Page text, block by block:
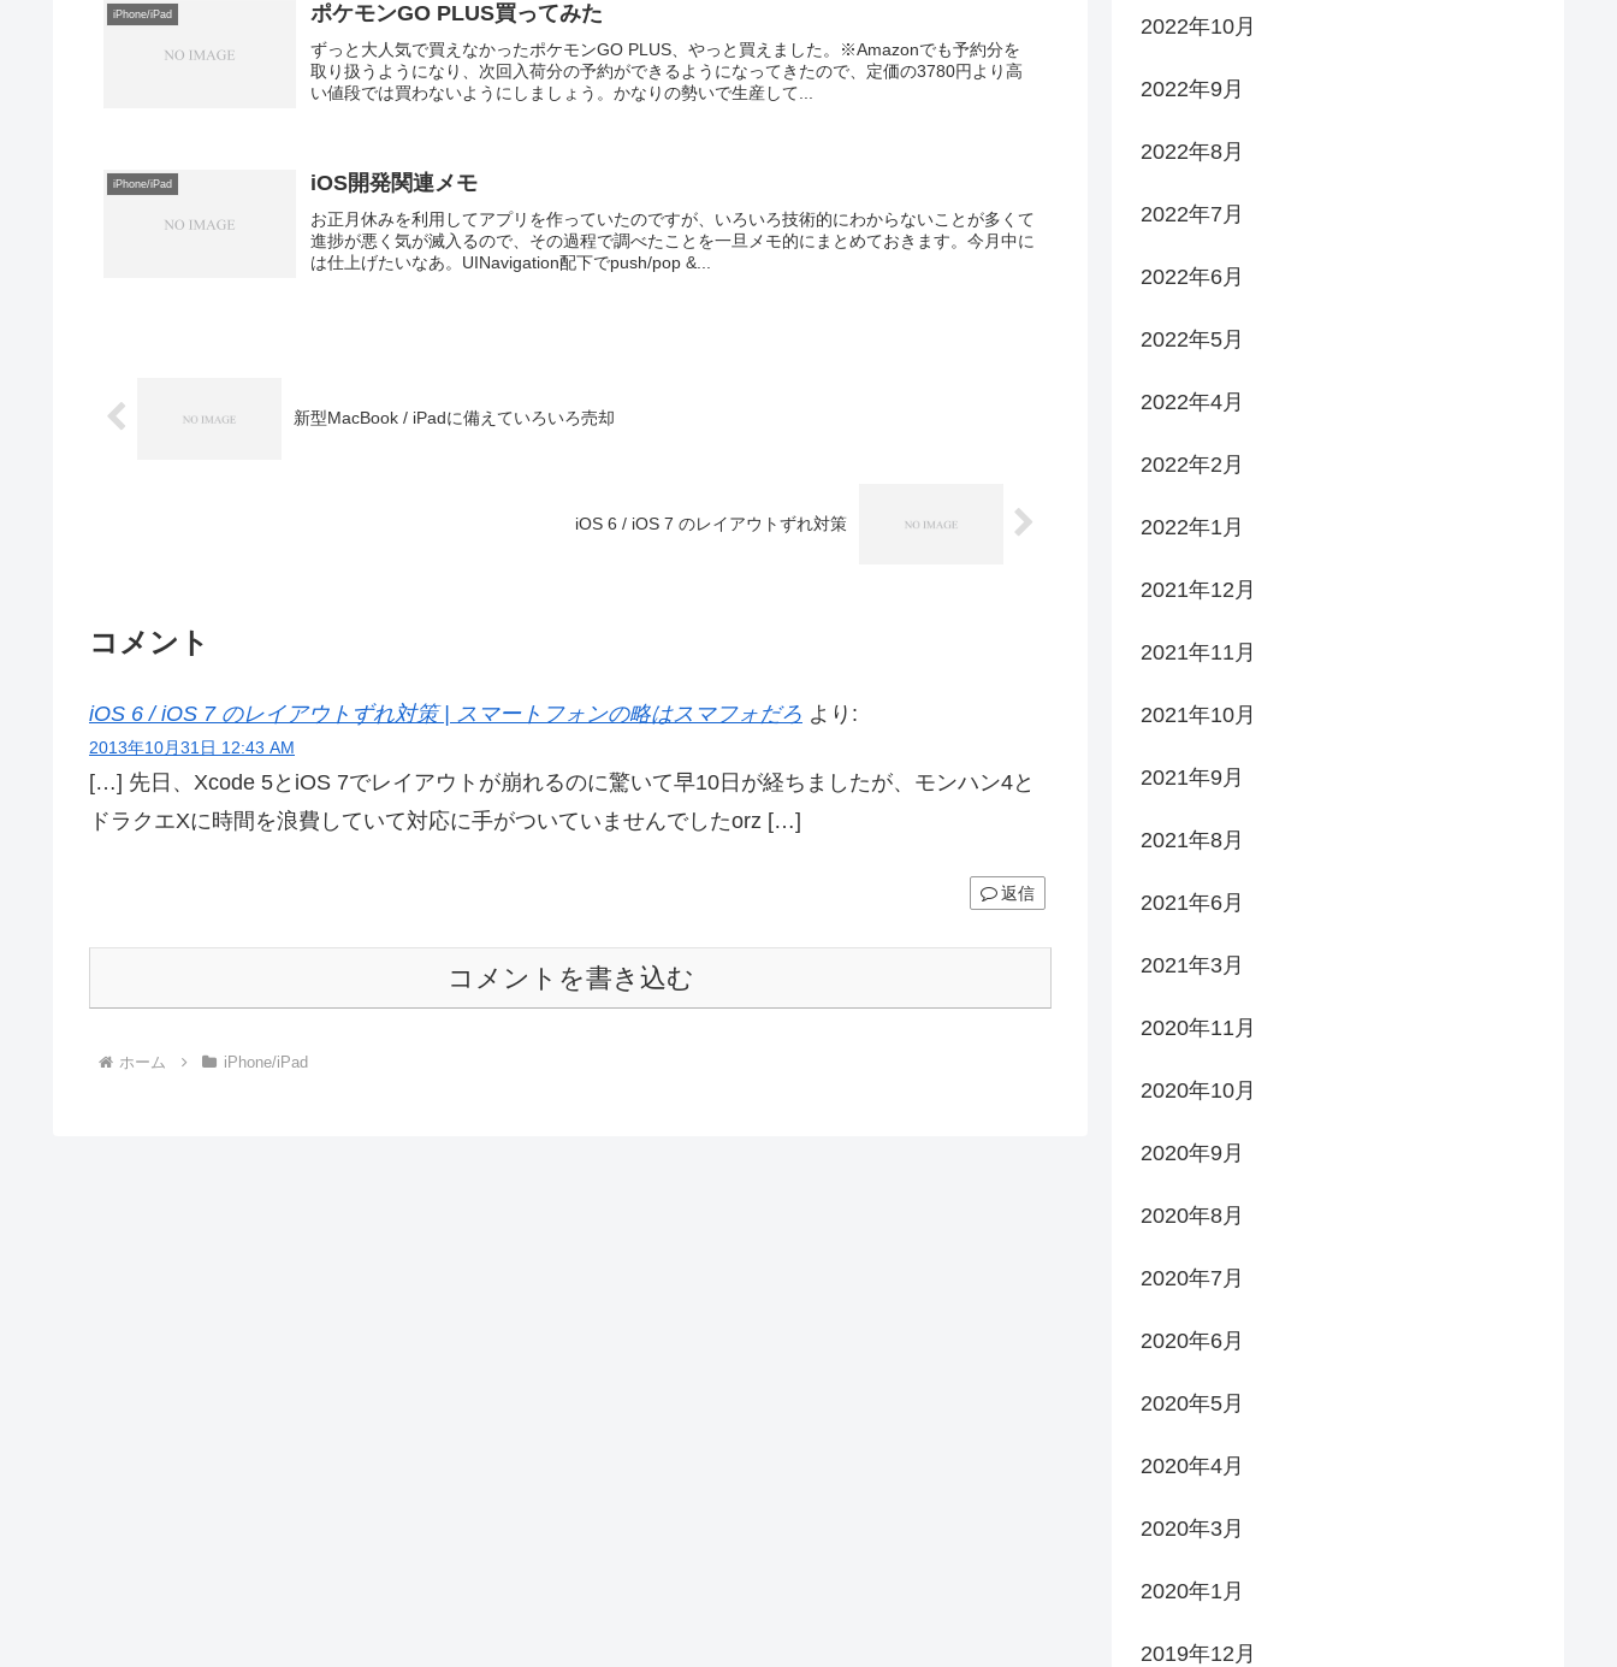
iPhone/iPad ポケモンGO PLUS買ってみた
ずっと大人気で買えなかったポケモンGO PLUS、やっと買えました。※Amazonでも予約分を
取り扱うようになり、次回入荷分の予約ができるようになってきたので、定価の3780円より高
い値段では買わないようにしましょう。かなりの勢いで生産して...
iPhone/iPad iOS開発関連メモ
お正月休みを利用してアプリを作っていたのですが、いろいろ技術的にわからないことが多くて
進捗が悪く気が滅入るので、その過程で調べたことを一旦メモ的にまとめておきます。今月中に
は仕上げたいなあ。UINavigation配下でpush/pop &...
新型MacBook / iPadに備えていろいろ売却
iOS 6 / iOS 7 のレイアウトずれ対策
コメント
iOS 6 / iOS 7 のレイアウトずれ対策 | スマートフォンの略はスマフォだろ より:
2013年10月31日 12:43 AM
[…] 先日、Xcode 5とiOS 7でレイアウトが崩れるのに驚いて早10日が経ちましたが、モンハン4と
ドラクエXに時間を浪費していて対応に手がついていませんでしたorz […]
返信
コメントを書き込む
ホーム iPhone/iPad
2022年10月
2022年9月
2022年8月
2022年7月
2022年6月
2022年5月
2022年4月
2022年2月
2022年1月
2021年12月
2021年11月
2021年10月
2021年9月
2021年8月
2021年6月
2021年3月
2020年11月
2020年10月
2020年9月
2020年8月
2020年7月
2020年6月
2020年5月
2020年4月
2020年3月
2020年1月
2019年12月